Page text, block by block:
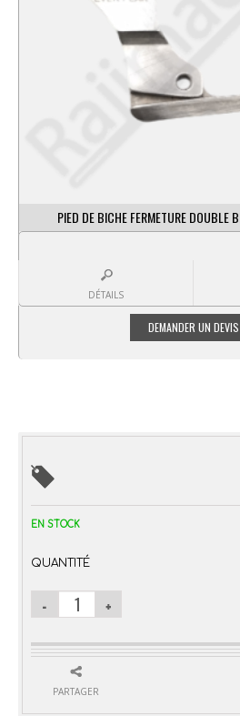
PIED DE BICHE FERMETURE DOUBLE
DÉTAILS
EN STOCK
QUANTITÉ
PARTAGER